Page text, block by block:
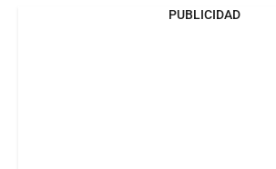
PUBLICIDAD